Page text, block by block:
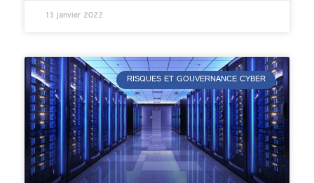
13 janvier 2022
RISQUES ET GOUVERNANCE CYBER